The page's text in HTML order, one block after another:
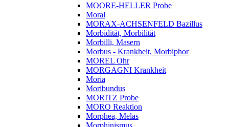
MOORE-HELLER Probe
Moral
MORAX-ACHSENFELD Bazillus
Morbidität, Morbilität
Morbilli, Masern
Morbus - Krankheit, Morbiphor
MOREL Ohr
MORGAGNI Krankheit
Moria
Moribundus
MORITZ Probe
MORO Reaktion
Morphea, Melas
Morphinismus